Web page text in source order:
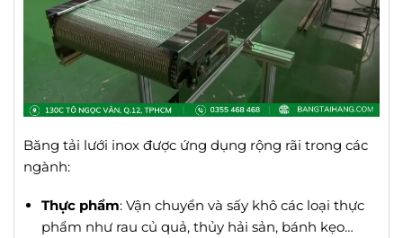
Băng tải lưới inox được ứng dụng rộng rãi trong các
ngành:
Thực phẩm: Vận chuyển và sấy khô các loại thực
phẩm như rau củ quả, thủy hải sản, bánh kẹo…